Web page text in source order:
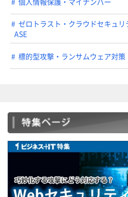
ゼロトラスト・クラウドセキュリ
ASE
標的型攻撃・ランサムウェア対策